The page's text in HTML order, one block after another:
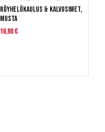
Röyhelökaulus & kalvosimet,
musta
16,90 €